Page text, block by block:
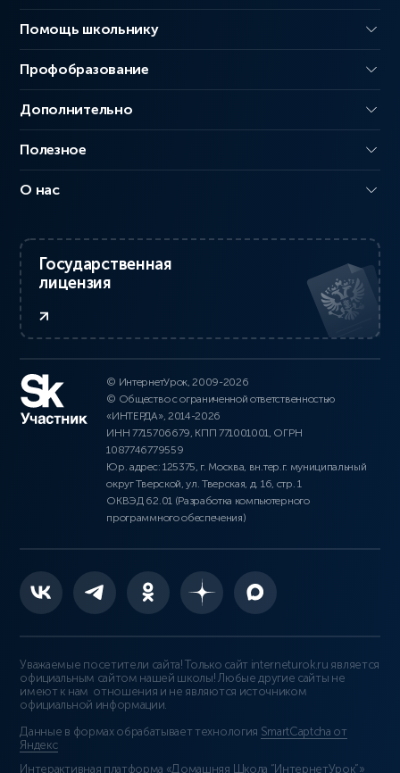
Помощь школьнику
Профобразование
Дополнительно
Полезное
О нас
Государственная
лицензия
© ИнтернетУрок, 2009-2026
© Общество с ограниченной ответственностью
«ИНТЕРДА», 2014-2026
ИНН 7715706679, КПП 771001001, ОГРН
1087746779559
Юр. адрес: 125375, г. Москва, вн.тер.г. муниципальный
округ Тверской, ул. Тверская, д. 16, стр. 1
ОКВЭД 62.01 (Разработка компьютерного
программного обеспечения)
Уважаемые посетители сайта! Только сайт interneturok.ru является
официальным сайтом нашей школы! Любые другие сайты не
имеют к нам отношения и не являются источником
официальной информации.
Данные в формах обрабатывает технология SmartCaptcha от
Яндекс
Интерактивная платформа «Домашняя Школа “ИнтернетУрок”»